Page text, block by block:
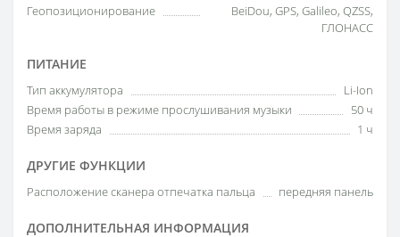
Геопозиционирование
BeiDou, GPS, Galileo, QZSS,
ГЛОНАСС
ПИТАНИЕ
Тип аккумулятора
Li-Ion
Время работы в режиме прослушивания музыки
50 ч
Время заряда
1 ч
ДРУГИЕ ФУНКЦИИ
Расположение сканера отпечатка пальца передняя панель
ДОПОЛНИТЕЛЬНАЯ ИНФОРМАЦИЯ